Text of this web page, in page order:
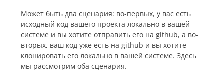
Может быть два сценария: во-первых, у вас есть
исходный код вашего проекта локально в вашей
системе и вы хотите отправить его на github, а во-
вторых, ваш код уже есть на github и вы хотите
клонировать его локально в вашей системе. Здесь
мы рассмотрим оба сценария.